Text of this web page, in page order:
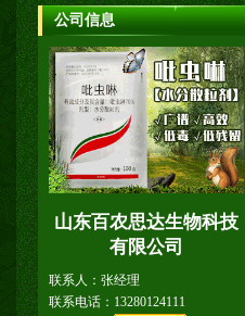
公司信息
山东百农思达生物科技
有限公司
联系人：张经理
联系电话：13280124111